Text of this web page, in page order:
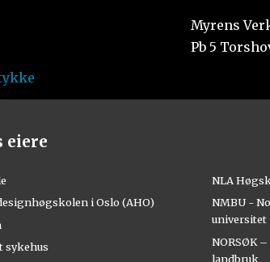
Myrens
Pb 5
eiere
i Oslo (AHO)
sykehus
NLA
NMBU -
universitet
NORSØK
landbruk